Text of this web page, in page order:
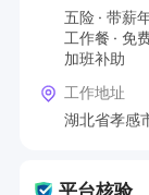
五险
带薪
工作餐
免
加班补助
工作地址
湖北省孝感